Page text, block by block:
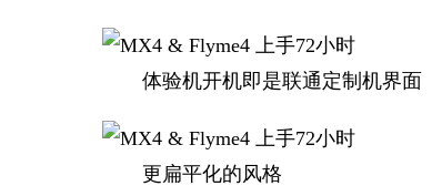
体验机开机即是联通定制机界面
更扁平化的风格